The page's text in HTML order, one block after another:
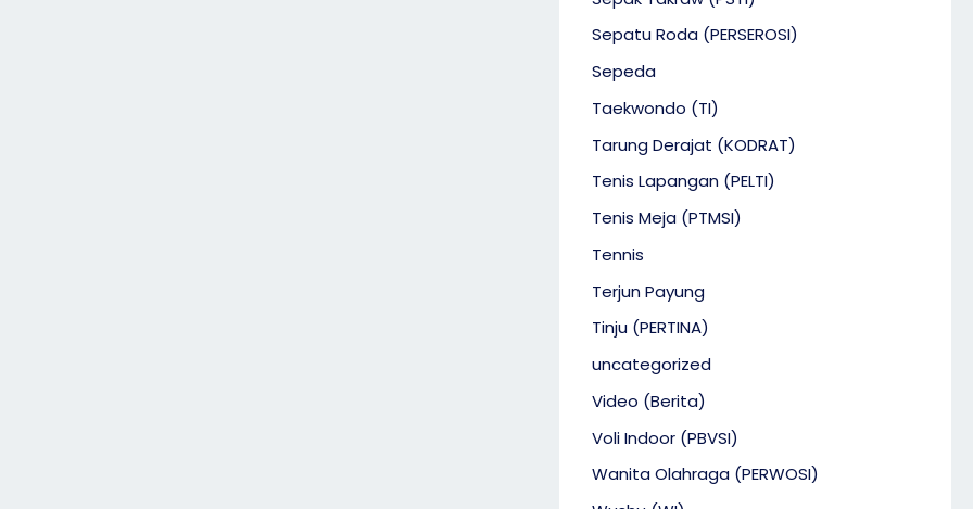
Sepatu Roda (PERSEROSI)
Sepeda
Taekwondo (TI)
Tarung Derajat (KODRAT)
Tenis Lapangan (PELTI)
Tenis Meja (PTMSI)
Tennis
Terjun Payung
Tinju (PERTINA)
uncategorized
Video (Berita)
Voli Indoor (PBVSI)
Wanita Olahraga (PERWOSI)